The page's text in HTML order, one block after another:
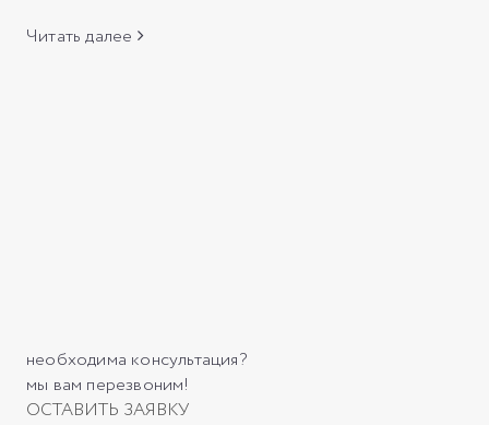
Читать далее
необходима консультация?
мы вам перезвоним!
ОСТАВИТЬ ЗАЯВКУ